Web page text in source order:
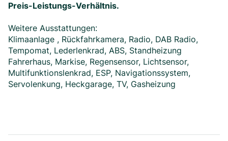
Preis-Leistungs-Verhältnis.
Weitere Ausstattungen:
Klimaanlage , Rückfahrkamera, Radio, DAB Radio,
Tempomat, Lederlenkrad, ABS, Standheizung
Fahrerhaus, Markise, Regensensor, Lichtsensor,
Multifunktionslenkrad, ESP, Navigationssystem,
Servolenkung, Heckgarage, TV, Gasheizung